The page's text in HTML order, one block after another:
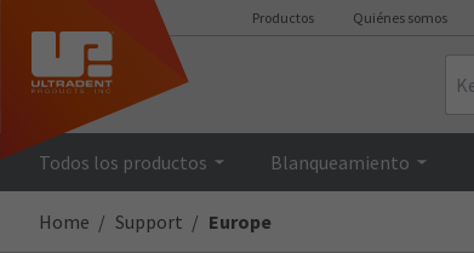
Productos Quiénes somos
Todos los productos Blanqueamiento
Home Support Europe